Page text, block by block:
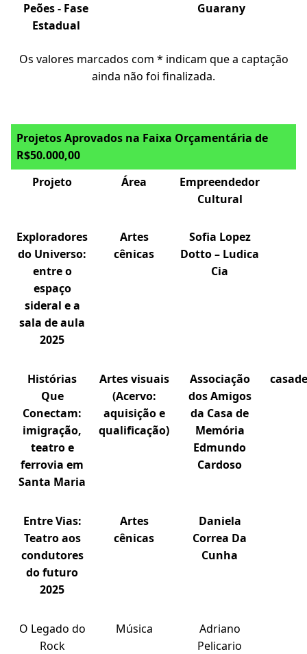
Peões - Fase
Estadual
Guarany
Os valores marcados com * indicam que a captação
ainda não foi finalizada.
Projetos Aprovados na Faixa Orçamentária de
R$50.000,00
Projeto
Área
Empreendedor
Cultural
Exploradores
do Universo:
entre o
espaço
sideral e a
sala de aula
2025
Artes
cênicas
Sofia Lopez
Dotto – Ludica
Cia
Histórias
Que
Conectam:
imigração,
teatro e
ferrovia em
Santa Maria
Artes visuais
(Acervo:
aquisição e
qualificação)
Associação
dos Amigos
da Casa de
Memória
Edmundo
Cardoso
Entre Vias:
Teatro aos
condutores
do futuro
2025
Artes
cênicas
Daniela
Correa Da
Cunha
O Legado do
Rock
Música
Adriano
Pelicario